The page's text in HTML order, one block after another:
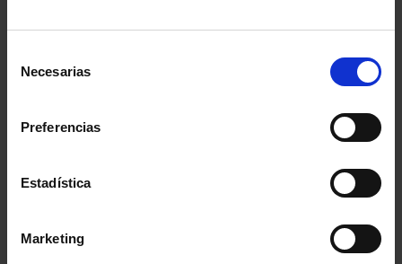
Necesarias
Preferencias
Estadística
Marketing